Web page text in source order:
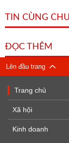
TIN CÙNG
ĐỌC THÊM
Lên đầu trang
Trang chủ
Xã hội
Kinh doanh